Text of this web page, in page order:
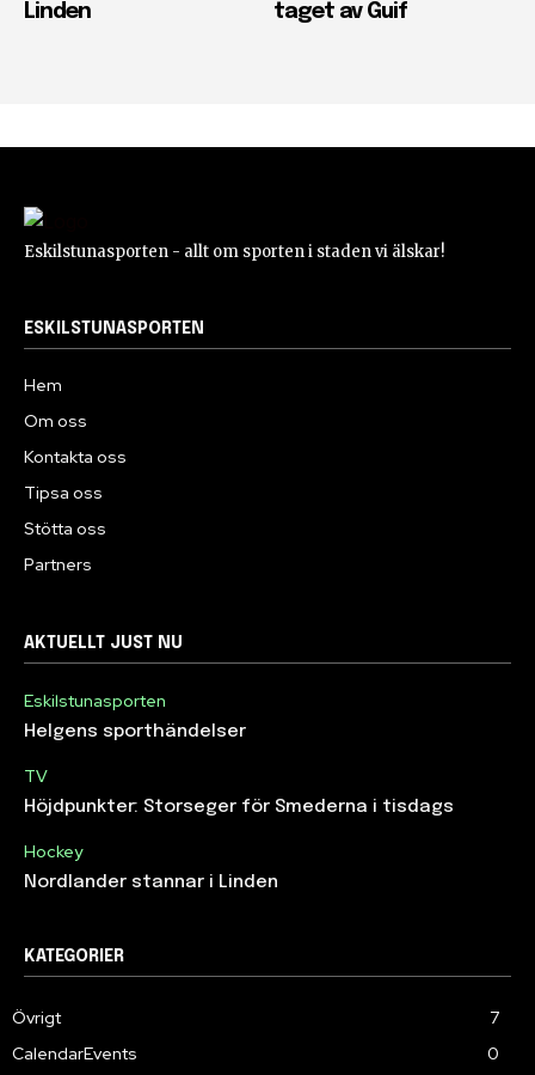
Linden
taget av Guif
Eskilstunasporten - allt om sporten i staden vi älskar!
ESKILSTUNASPORTEN
Hem
Om oss
Kontakta oss
Tipsa oss
Stötta oss
Partners
AKTUELLT JUST NU
Eskilstunasporten
Helgens sporthändelser
TV
Höjdpunkter: Storseger för Smederna i tisdags
Hockey
Nordlander stannar i Linden
KATEGORIER
Övrigt
7
CalendarEvents
0